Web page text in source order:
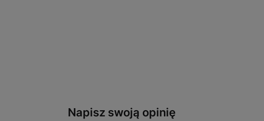
Napisz swoją opinię